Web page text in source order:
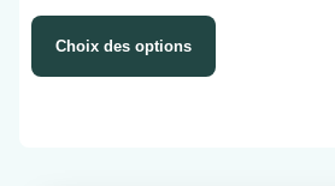
Choix des options